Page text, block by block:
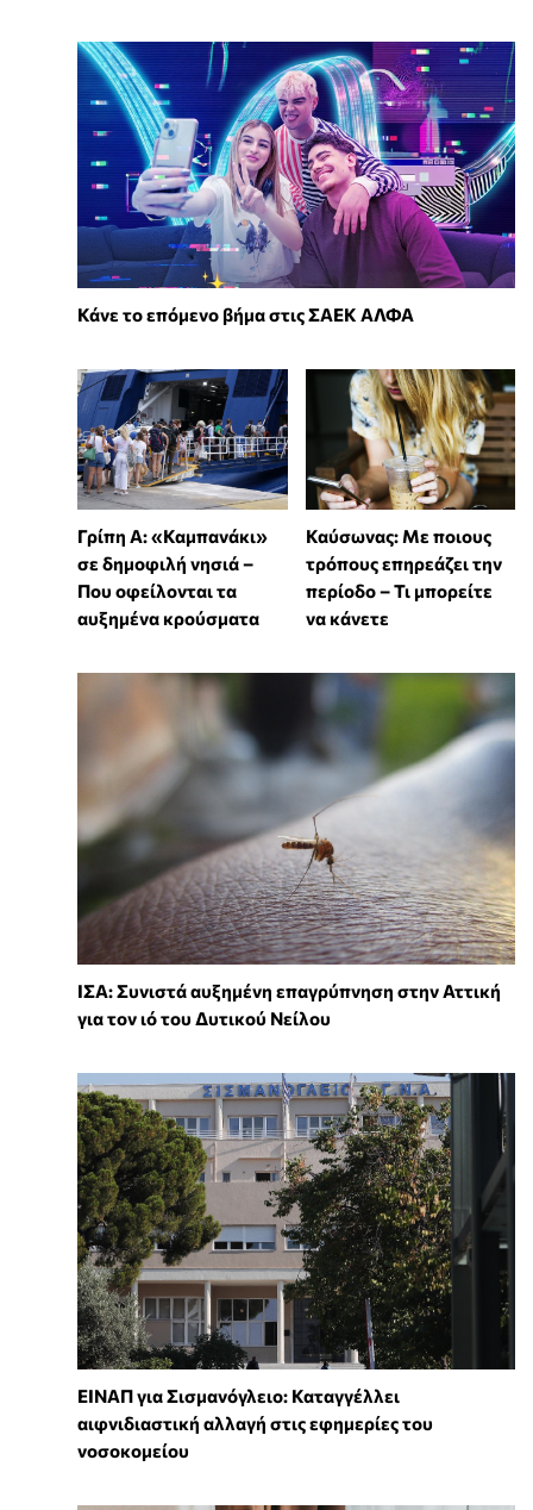
Κάνε το επόμενο βήμα στις ΣΑΕΚ ΑΛΦΑ
Γρίπη Α: «Καμπανάκι»
σε δημοφιλή νησιά –
Που οφείλονται τα
αυξημένα κρούσματα
Καύσωνας: Με ποιους
τρόπους επηρεάζει την
περίοδο – Τι μπορείτε
να κάνετε
ΙΣΑ: Συνιστά αυξημένη επαγρύπνηση στην Αττική
για τον ιό του Δυτικού Νείλου
ΕΙΝΑΠ για Σισμανόγλειο: Καταγγέλλει
αιφνιδιαστική αλλαγή στις εφημερίες του
νοσοκομείου